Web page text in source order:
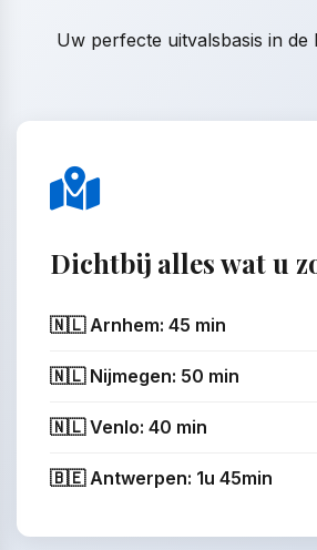
Uw perfecte uitvalsbasis in de
Dichtbij alles wat u
🇳🇱 Arnhem: 45 min
🇳🇱 Nijmegen: 50 min
🇳🇱 Venlo: 40 min
🇧🇪 Antwerpen: 1u 45min